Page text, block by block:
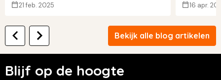
21 feb. 2025 16 apr.
Bekijk alle blog artikelen
Blijf op de hoogte